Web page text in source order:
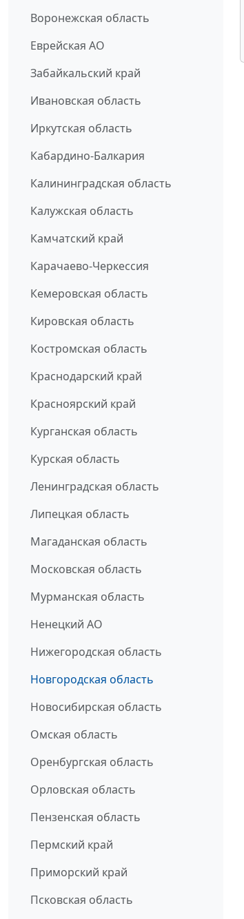
Воронежская область
Еврейская АО
Забайкальский край
Ивановская область
Иркутская область
Кабардино-Балкария
Калининградская область
Калужская область
Камчатский край
Карачаево-Черкессия
Кемеровская область
Кировская область
Костромская область
Краснодарский край
Красноярский край
Курганская область
Курская область
Ленинградская область
Липецкая область
Магаданская область
Московская область
Мурманская область
Ненецкий АО
Нижегородская область
Новгородская область
Новосибирская область
Омская область
Оренбургская область
Орловская область
Пензенская область
Пермский край
Приморский край
Псковская область